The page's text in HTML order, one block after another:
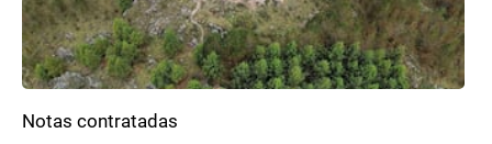
Notas contratadas